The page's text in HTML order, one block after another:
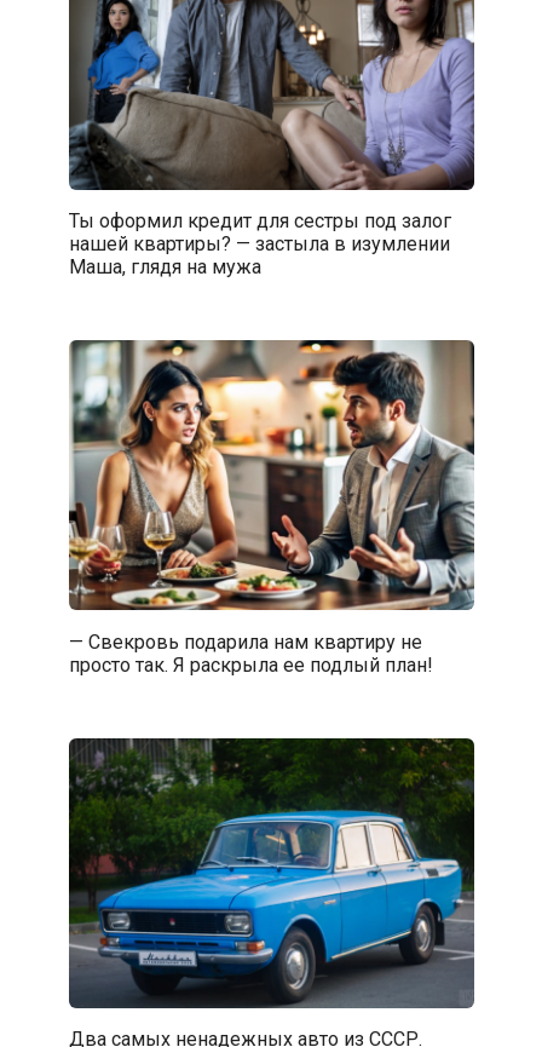
Ты оформил кредит для сестры под залог
нашей квартиры? — застыла в изумлении
Маша, глядя на мужа
— Свекровь подарила нам квартиру не
просто так. Я раскрыла ее подлый план!
Два самых ненадежных авто из СССР.